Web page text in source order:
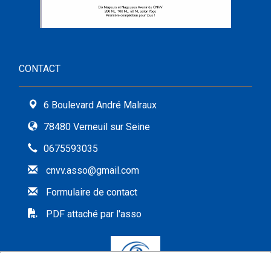
CONTACT
6 Boulevard André Malraux
78480 Verneuil sur Seine
0675593035
cnvv.asso@gmail.com
Formulaire de contact
PDF attaché par l'asso